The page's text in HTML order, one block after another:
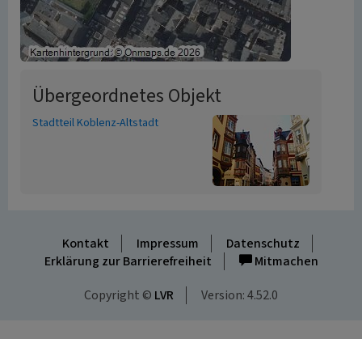
Übergeordnetes Objekt
Stadtteil Koblenz-Altstadt
Kontakt Impressum
Datenschutz
Erklärung zur Barrierefreiheit
Mitmachen
Copyright © LVR Version: 4.52.0